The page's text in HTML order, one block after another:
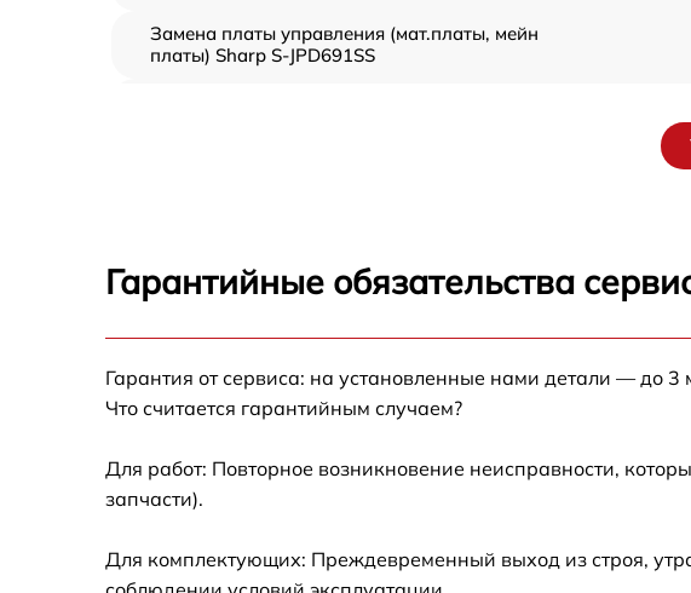
Замена платы управления (мат.платы, мейн
платы) Sharp S-JPD691SS
Замена электросхемы Sharp S-JPD691SS
Устранение засора трубопровода Sharp S-
Ремонт датчика морозильного отделения
Гарантийные обязательства
Гарантия от сервиса: на установленные нами детали — до 3
Что считается гарантийным случаем?
Для работ: Повторное возникновение неисправности,
запчасти).
Для комплектующих: Преждевременный выход из строя,